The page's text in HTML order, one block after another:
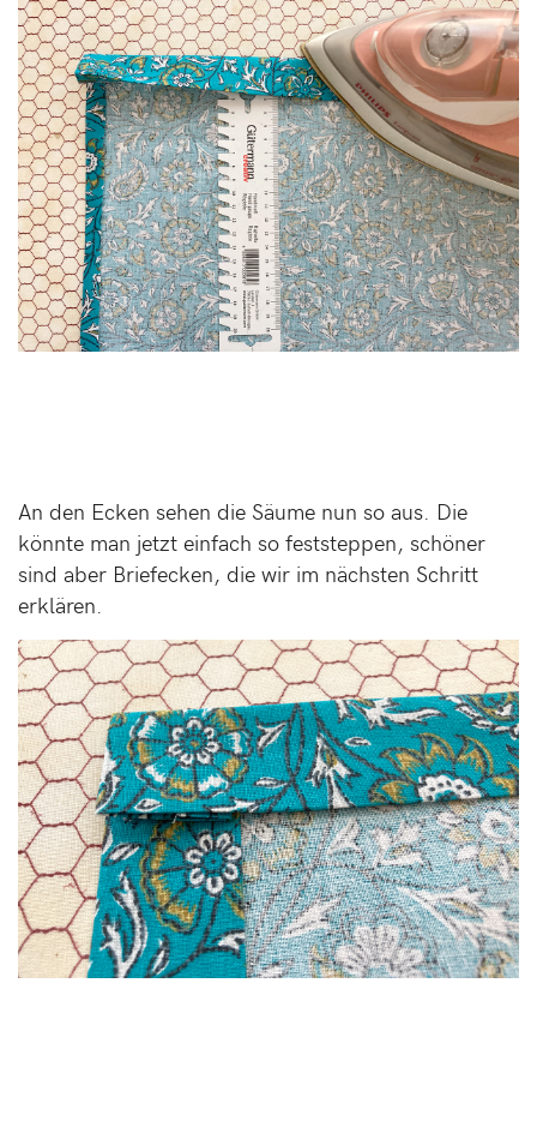
An den Ecken sehen die Säume nun so aus. Die
könnte man jetzt einfach so feststeppen, schöner
sind aber Briefecken, die wir im nächsten Schritt
erklären.